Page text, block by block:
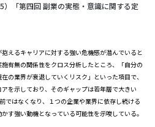
「第四回 副業の実態・意識に関する定
えるキャリアに対する強い危機感が潜んでいると
有無の関係性をクロス分析したところ、「自分の
の業界が衰退していくリスク」といった項目で、
を示しており、そのギャップは若年層で大きい
ではなくなり、１つの企業や業界に依存し続ける
す強い動機となっている可能性を示唆している。